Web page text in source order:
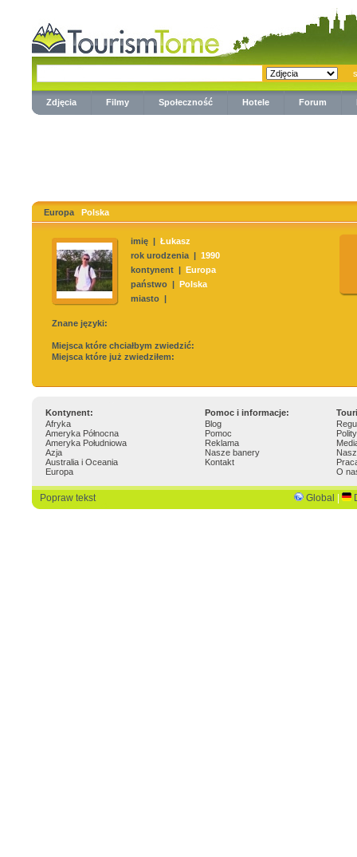
Zdjęcia Filmy Społeczność Hotele Forum
Europa Polska
imię | Łukasz
rok urodzenia | 1990
kontynent | Europa
państwo | Polska
miasto |
Znane języki:
Miejsca które chciałbym zwiedzić:
Miejsca które już zwiedziłem:
Kontynent: Pomoc i informacje:
Afryka
Ameryka Północna
Ameryka Południowa
Azja
Australia i Oceania
Europa
Blog
Pomoc
Reklama
Nasze banery
Kontakt
O
Popraw tekst Global